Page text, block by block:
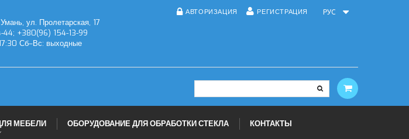
РУC
АВТОРИЗАЦИЯ РЕГИСТРАЦИЯ
ул. Пролетарская, 17
44; +380(96) 154-13-99
Сб–Вс: выходные
МЕБЕЛИ ОБОРУДОВАНИЕ ДЛЯ ОБРАБОТКИ СТЕКЛА КОНТАКТЫ